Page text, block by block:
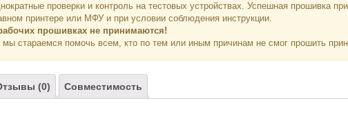
проверки и контроль на тестовых устройствах. Успешная прошивка
принтере или МФУ и при условии соблюдения инструкции.
прошивках не принимаются!
стараемся помочь всем, кто по тем или иным причинам не смог прошить
(0) Совместимость